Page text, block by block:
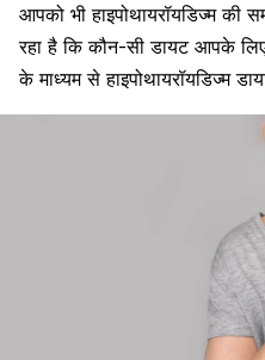
आपको भी हाइपोथायरॉयडिज्म
रहा है कि कौन-सी डायट आपके
के माध्यम से हाइपोथायरॉयडिज्म